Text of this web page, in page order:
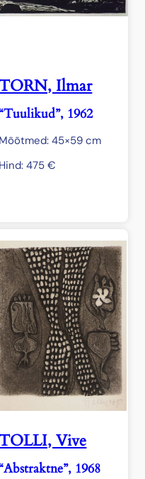
Ilmar
1962
Mõõtmed: 45×59 cm
Hind:475€
Vive
1968